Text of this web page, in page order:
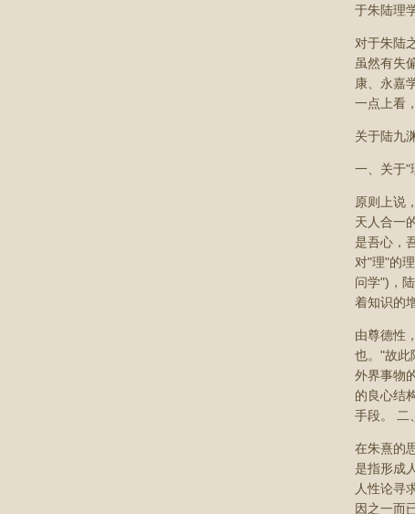
于朱陆理
对于朱陆
虽然有失
康、永嘉
一点上看
关于陆九
一、关于"
原则上说
天人合一
是吾心，
对"理"的
问学")，
着知识的
由尊德性
也。"故此
外界事物
的良心结
手段。 二
在朱熹的
是指形成
人性论寻
因之一而